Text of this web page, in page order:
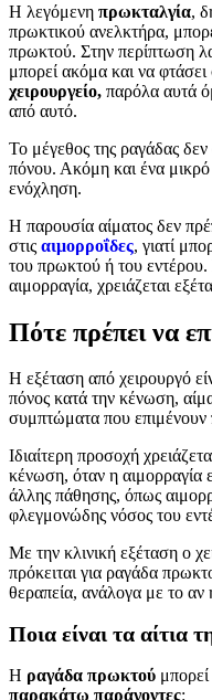
Η λεγόμενη πρωκταλγία,
πρωκτικού ανελκτήρα,
πρωκτού. Στην περίπτωση
μπορεί ακόμα και να
χειρουργείο, παρόλα αυτά
από αυτό.
Το μέγεθος της ραγάδας δεν
πόνου. Ακόμη και ένα
ενόχληση.
Η παρουσία αίματος δεν
στις αιμορροΐδες, γιατί
του πρωκτού ή του εντέρου.
αιμορραγία, χρειάζεται
Πότε πρέπει να
Η εξέταση από χειρουργό
πόνος κατά την κένωση,
συμπτώματα που επιμένουν
Ιδιαίτερη προσοχή
κένωση, όταν η αιμορραγία
άλλης πάθησης, όπως
φλεγμονώδης νόσος του
Με την κλινική εξέταση ο
πρόκειται για ραγάδα
θεραπεία, ανάλογα με το αν
Ποια είναι τα αίτια
Η ραγάδα πρωκτού
παρακάτω παράγοντες: